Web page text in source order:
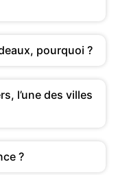
pourquoi ?
l’une des villes
?